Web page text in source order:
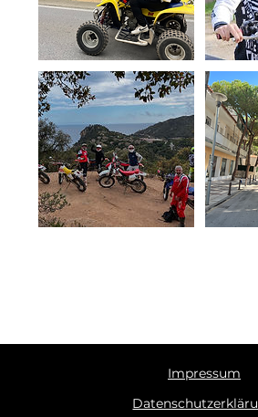
Impressum